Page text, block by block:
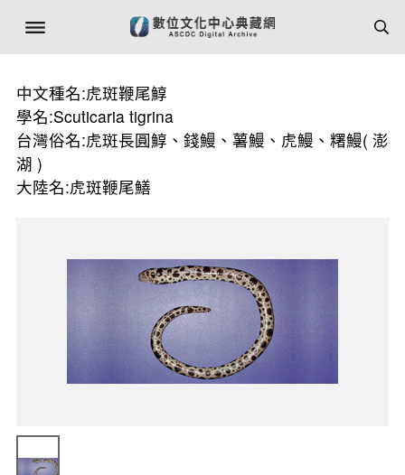
中文種名:虎斑鞭尾鯙
學名:Scuticaria tigrina
台灣俗名:虎斑長圓鯙、錢鰻、薯鰻、虎鰻、糬鰻( 澎
湖 )
大陸名:虎斑鞭尾鱔